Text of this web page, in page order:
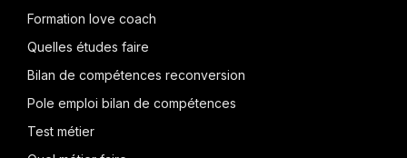
Formation love coach
Quelles études faire
Bilan de compétences reconversion
Pole emploi bilan de compétences
Test métier